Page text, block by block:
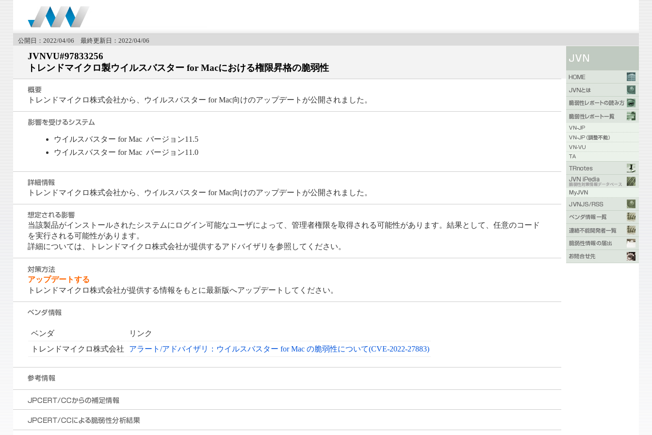
公開日：2022/04/06 最終更新日：2022/04/06
JVNVU#97833256
トレンドマイクロ製ウイルスバスター for Macにおける権限昇格の脆弱性
トレンドマイクロ株式会社から、ウイルスバスター for Mac向けのアップデートが公開されました。
ウイルスバスター for Mac バージョン11.5
ウイルスバスター for Mac バージョン11.0
トレンドマイクロ株式会社から、ウイルスバスター for Mac向けのアップデートが公開されました。
当該製品がインストールされたシステムにログイン可能なユーザによって、管理者権限を取得される可能性があります。結果として、任意のコード
を実行される可能性があります。
詳細については、トレンドマイクロ株式会社が提供するアドバイザリを参照してください。
アップデートする
トレンドマイクロ株式会社が提供する情報をもとに最新版へアップデートしてください。
ベンダ
リンク
トレンドマイクロ株式会社
アラート/アドバイザリ：ウイルスバスター for Mac の脆弱性について(CVE-2022-27883)